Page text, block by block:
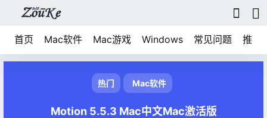
首页 Mac软件 Mac游戏 Windows 常见问题 推荐
热门 Mac软件
Motion 5.5.3 Mac中文Mac激活版